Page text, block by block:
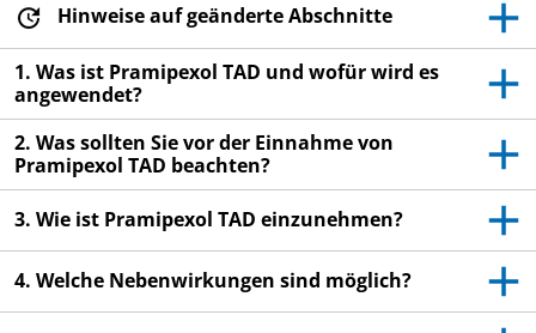
Wenn Sie weitere Fragen haben, wenden Sie sich
bitte an Ihren Arzt oder Apotheker.
Dieses Arzneimittel wurde Ihnen persönlich
verschrieben. Geben Sie es nicht an Dritte weiter.
Es kann anderen Menschen schaden, auch wenn
diese die gleichen Beschwerden haben wie Sie.
Wenn Sie Nebenwirkungen bemerken, wenden Sie
sich an Ihren Arzt oder Apotheker. Dies gilt auch
für Nebenwirkungen, die nicht in dieser
Packungsbeilage angegeben sind. Siehe Abschnitt
Hinweise auf geänderte Abschnitte
1. Was ist Pramipexol TAD und wofür wird es
angewendet?
2. Was sollten Sie vor der Einnahme von
Pramipexol TAD beachten?
3. Wie ist Pramipexol TAD einzunehmen?
4. Welche Nebenwirkungen sind möglich?